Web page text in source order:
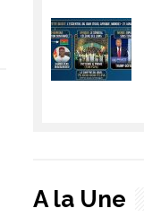
A la Une